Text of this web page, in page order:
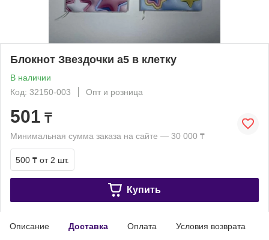
Блокнот Звездочки а5 в клетку
В наличии
Код: 32150-003
Опт и розница
501 ₸
Минимальная сумма заказа на сайте — 30 000 ₸
500 ₸ от 2 шт.
Купить
Описание Доставка Оплата Условия возврата